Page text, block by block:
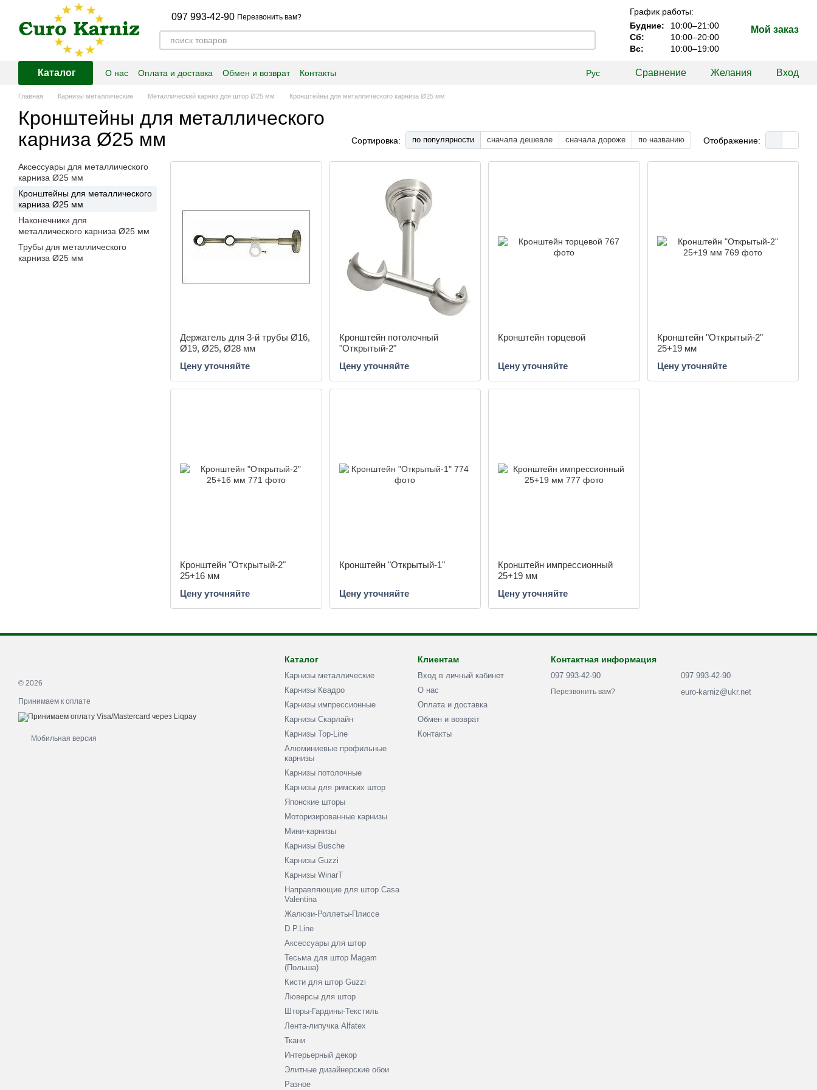
Перейти к основному контенту
097 993-42-90 Перезвонить вам?
График работы:
Будние:
10:00–21:00
Сб:
10:00–20:00
Вс:
10:00–19:00
Мой заказ
Каталог О нас Оплата и доставка Обмен и возврат Контакты Рус Сравнение Желания Вход
Главная Карнизы металлические Металлический карниз для штор Ø25 мм Кронштейны для металлического карниза Ø25 мм
Кронштейны для металлического
карниза Ø25 мм
Сортировка: по популярности сначала дешевле сначала дороже по названию Отображение:
Держатель для 3-й трубы Ø16,
Ø19, Ø25, Ø28 мм
Цену уточняйте
Кронштейн потолочный
"Открытый-2"
Цену уточняйте
Кронштейн торцевой
Цену уточняйте
Кронштейн "Открытый-2"
25+19 мм
Цену уточняйте
Кронштейн "Открытый-2"
25+16 мм
Цену уточняйте
Кронштейн "Открытый-1"
Цену уточняйте
Кронштейн импрессионный
25+19 мм
Цену уточняйте
Аксессуары для металлического
карниза Ø25 мм
Кронштейны для металлического
карниза Ø25 мм
Наконечники для
металлического карниза Ø25 мм
Трубы для металлического
карниза Ø25 мм
© 2026
Принимаем к оплате
Мобильная версия
Каталог
Карнизы металлические
Карнизы Квадро
Карнизы импрессионные
Карнизы Скарлайн
Карнизы Top-Line
Алюминиевые профильные
карнизы
Карнизы потолочные
Карнизы для римских штор
Японские шторы
Моторизированные карнизы
Мини-карнизы
Карнизы Busche
Карнизы Guzzi
Карнизы WinarT
Направляющие для штор Casa
Valentina
Жалюзи-Роллеты-Плиссе
D.P.Line
Аксессуары для штор
Тесьма для штор Magam
(Польша)
Кисти для штор Guzzi
Люверсы для штор
Шторы-Гардины-Текстиль
Лента-липучка Alfatex
Ткани
Интерьерный декор
Элитные дизайнерские обои
Разное
Клиентам
Вход в личный кабинет
О нас
Оплата и доставка
Обмен и возврат
Контакты
Контактная информация
097 993-42-90
Перезвонить вам?
097 993-42-90
euro-karniz@ukr.net